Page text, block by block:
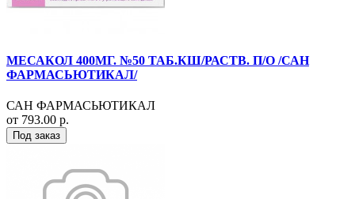
МЕСАКОЛ 400МГ. №50 ТАБ.КШ/РАСТВ. П/О /САН
ФАРМАСЬЮТИКАЛ/
САН ФАРМАСЬЮТИКАЛ
от 793.00 р.
Под заказ